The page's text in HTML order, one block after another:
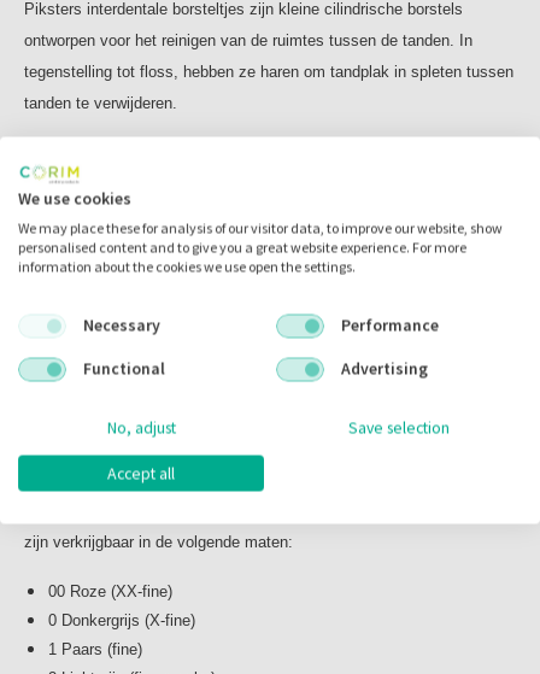
Assorted --> Alle maten eenmaal
Erskine Piksters
het gebied van interdentale borstels. Het merk bestaat al
ontwikkelt en vervaardigt innovatieve tandheelkundige
producten zoals tandenborstels, flosapparaten en
interdentale borstels. Alles gericht op een optimale
gezonde mondverzorging.
Piksters interdentale borsteltjes zijn kleine cilindrische borstels
ontworpen voor het reinigen van de ruimtes tussen de tanden. In
tegenstelling tot floss, hebben ze haren om tandplak in spleten tussen
tanden te verwijderen.
De Bamboe Piksters heeft een langere steel en is gemakkelijk vast te
houden, hij biedt de gebruiker daardoor een betere grip. De rager is
100% duurzaam en biologisch afbreekbaar. Het handvat is gemaakt
van bamboe. De kleurtip en de borstelkap zijn gemaakt van speciale
geleverd in een 100% gerecycled biologisch afbreekbare verpakking.
U kunt de maat kiezen die het beste past bij uw gebit voor de optimale
mondverzorging. De ragers zijn makkelijk en hygiënisch mee te
zijn verkrijgbaar in de volgende maten:
00 Roze (XX-fine)
0 Donkergrijs (X-fine)
1 Paars (fine)
We use cookies
We may place these for analysis of our visitor data, to improve our website, show
personalised content and to give you a great website experience. For more
information about the cookies we use open the settings.
Necessary
Performance
Functional
Advertising
No, adjust Save selection
Accept all